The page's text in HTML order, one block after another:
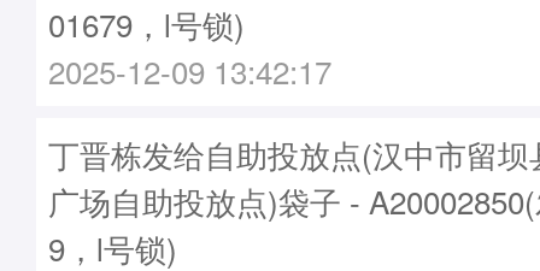
01679，l号锁)
2025-12-09 13:42:17
丁晋栋发给自助投放点(汉中市留
广场自助投放点)袋子 -
9，l号锁)